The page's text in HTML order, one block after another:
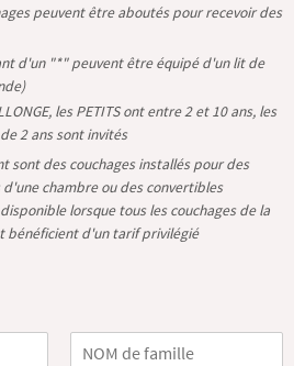
peuvent être aboutés pour recevoir des
d'un "*" peuvent être équipé d'un lit de
les PETITS ont entre 2 et 10 ans, les
2 ans sont invités
sont des couchages installés pour des
chambre ou des convertibles
lorsque tous les couchages de la
bénéficient d'un tarif privilégié